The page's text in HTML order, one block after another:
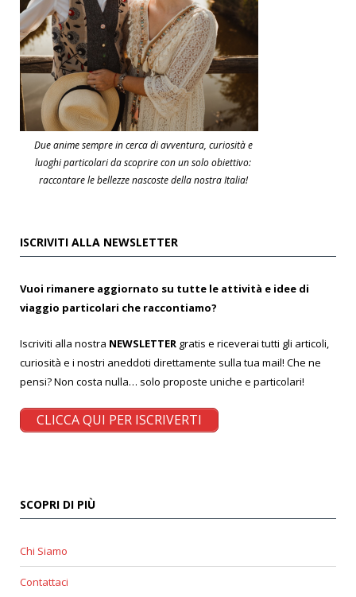
Due anime sempre in cerca di avventura, curiosità e
luoghi particolari da scoprire con un solo obiettivo:
raccontare le bellezze nascoste della nostra Italia!
ISCRIVITI ALLA NEWSLETTER
Vuoi rimanere aggiornato su tutte le attività e idee di
viaggio particolari che raccontiamo?
Iscriviti alla nostra NEWSLETTER gratis e riceverai tutti gli articoli,
curiosità e i nostri aneddoti direttamente sulla tua mail! Che ne
pensi? Non costa nulla… solo proposte uniche e particolari!
CLICCA QUI PER ISCRIVERTI
SCOPRI DI PIÙ
Chi Siamo
Contattaci